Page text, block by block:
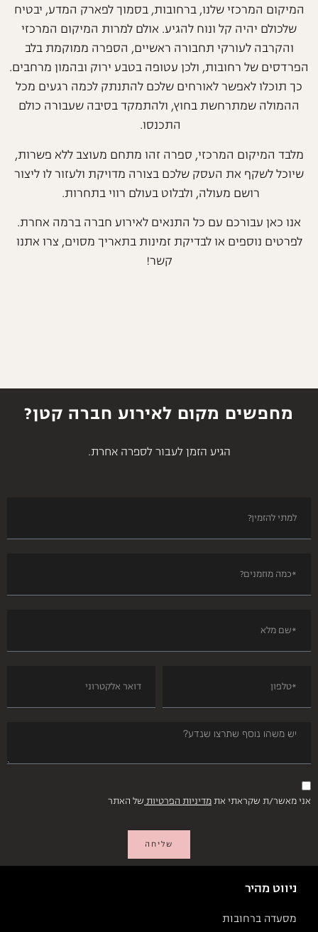
המיקום המרכזי שלנו, ברחובות, בסמוך לפארק המדע, יבטיח
שלכולם יהיה קל ונוח להגיע. אולם למרות המיקום המרכזי
והקרבה לעורקי תחבורה ראשיים, הספרה ממוקמת בלב
הפרדסים של רחובות, ולכן עטופה בטבע ירוק ובהמון מרחבים.
כך תוכלו לאפשר לאורחים שלכם להתנתק לכמה רגעים מכל
ההמולה שמתרחשת בחוץ, ולהתמקד בסיבה שעבורה כולם
התכנסו.
מלבד המיקום המרכזי, ספרה זהו מתחם מעוצב ללא פשרות,
שיוכל לשקף את העסק שלכם בצורה מדויקת ולעזור לו ליצור
רושם מעולה, ולבלוט בעולם רווי בתחרות.
אנו כאן עבורכם עם כל התנאים לאירוע חברה ברמה אחרת.
לפרטים נוספים או לבדיקת זמינות בתאריך מסוים, צרו אתנו
קשר!
מחפשים מקום לאירוע חברה קטן?
הגיע הזמן לעבור לספרה אחרת.
אני מאשר/ת שקראתי אתמדיניות הפרטיות של האתר
שליחה
ניווט מהיר
מסעדה ברחובות